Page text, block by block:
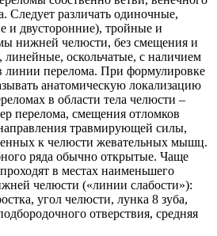
Следует различать одиночные,
и двусторонние), тройные и
нижней челюсти, без смещения и
оскольчатые, с наличием
линии перелома. При формулировке
анатомическую локализацию
в области тела челюсти –
перелома, смещения отломков
травмирующей силы,
к челюсти жевательных мышц.
ряда обычно открытые. Чаще
в местах наименьшего
челюсти («линии слабости»):
угол челюсти, лунка 8 зуба,
отверствия, средняя